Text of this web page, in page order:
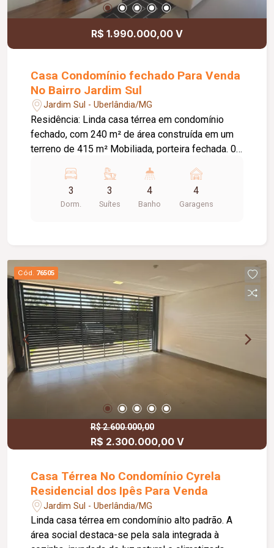
R$ 1.990.000,00 V
Casa Condomínio fechado Para Venda
No Bairro Jardim Sul
Jardim Sul - Uberlândia/MG
Residência: Linda casa térrea em condomínio
fechado, com 240 m² de área construída em um
terreno de 415 m² Mobiliada, porteira fechada. 03
com closet. Lavabo Sala em 2 ambientes Cozinha
com móveis planejados separada da área
gourmet Área gourmet integrada à piscina,
01 quadra poliesportiva Piscina com
aquecimento solar Playground Varanda
3
Dorm.
3
Suítes
4
Banho
4
Garagens
Cód. 76505
R$ 2.600.000,00
R$ 2.300.000,00 V
Casa Térrea No Condomínio Cyrela
Residencial dos Ipês Para Venda
Jardim Sul - Uberlândia/MG
Linda casa térrea em condomínio alto padrão. A
área social destaca-se pela sala integrada à